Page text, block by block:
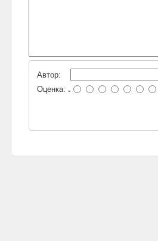
Автор:
Оценка: -